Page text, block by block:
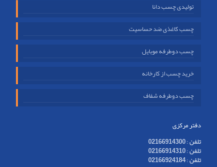
تولیدی چسب دانا
چسب کاغذی ضد حساسیت
چسب دوطرفه موبایل
خرید چسب از کارخانه
چسب دوطرفه شفاف
دفتر مرکزی
تلفن:
02166914300
تلفن:
02166914310
تلفن:
02166924184